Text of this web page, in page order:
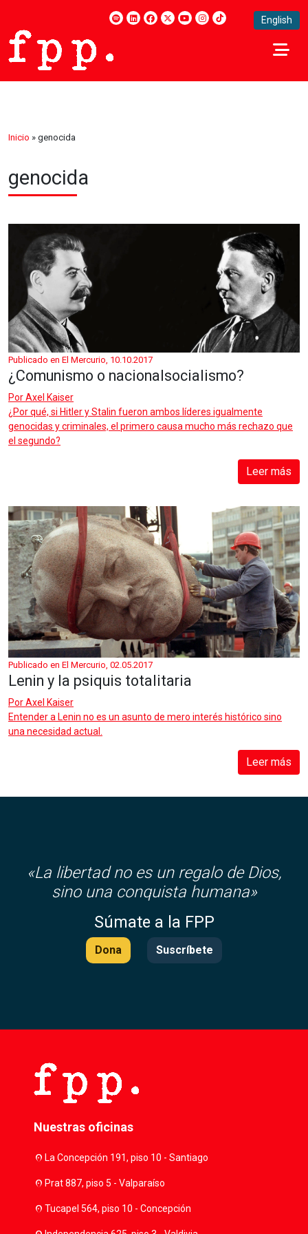
English
Inicio » genocida
genocida
Publicado en El Mercurio, 10.10.2017
¿Comunismo o nacionalsocialismo?
PorAxel Kaiser
¿Por qué, si Hitler y Stalin fueron ambos líderes igualmente
genocidas y criminales, el primero causa mucho más rechazo que
el segundo?
Leer más
Publicado en El Mercurio, 02.05.2017
Lenin y la psiquis totalitaria
PorAxel Kaiser
Entender a Lenin no es un asunto de mero interés histórico sino
una necesidad actual.
Leer más
«La libertad no es un regalo de Dios,
sino una conquista humana»
Súmate a la FPP
Dona Suscríbete
Nuestras oficinas
location_onLa Concepción 191, piso 10 - Santiago
location_onPrat 887, piso 5 - Valparaíso
location_onTucapel 564, piso 10 - Concepción